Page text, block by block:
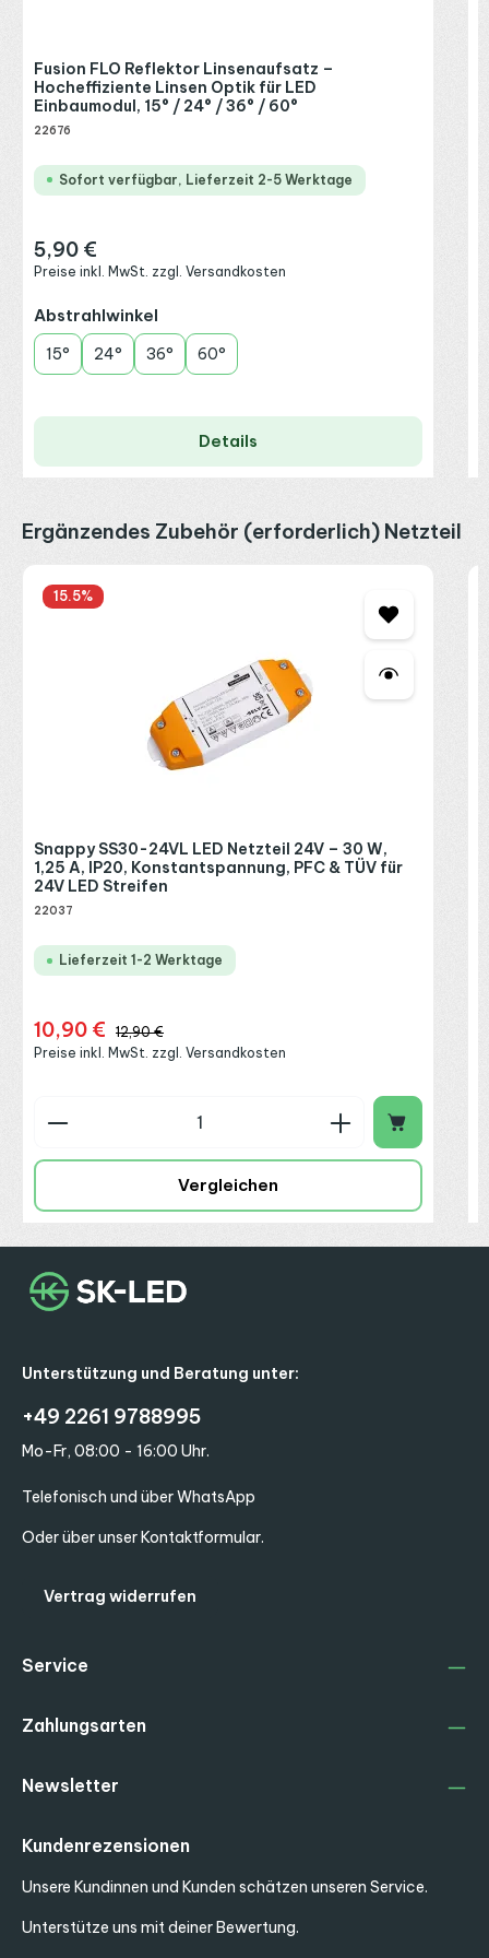
Fusion FLO Reflektor Linsenaufsatz –
Hocheffiziente Linsen Optik für LED
Einbaumodul, 15° / 24° / 36° / 60°
22676
Sofort verfügbar, Lieferzeit 2-5 Werktage
Regulärer Preis:
5,90 €
Preise inkl. MwSt. zzgl. Versandkosten
Abstrahlwinkel
15° 24° 36° 60°
Details
Produktgalerie überspringen
Ergänzendes Zubehör (erforderlich) Netzteil
15.5%
Snappy SS30-24VL LED Netzteil 24V – 30 W,
1,25 A, IP20, Konstantspannung, PFC & TÜV für
24V LED Streifen
22037
Lieferzeit 1-2 Werktage
Verkaufspreis:
10,90 € Regulärer Preis:
12,90 €
Preise inkl. MwSt. zzgl. Versandkosten
Produkt Anzahl: Gib den gewünschten Wert
Vergleichen
Unterstützung und Beratung unter:
+49 2261 9788995
Mo-Fr, 08:00 - 16:00 Uhr.
Telefonisch und über WhatsApp
Oder über unser Kontaktformular.
Vertrag widerrufen
Service
Zahlungsarten
Kundenrezensionen
Unsere Kundinnen und Kunden schätzen unseren Service.
Unterstütze uns mit deiner Bewertung.
Newsletter